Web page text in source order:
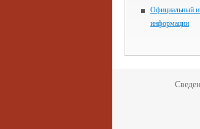
Официальный
информации